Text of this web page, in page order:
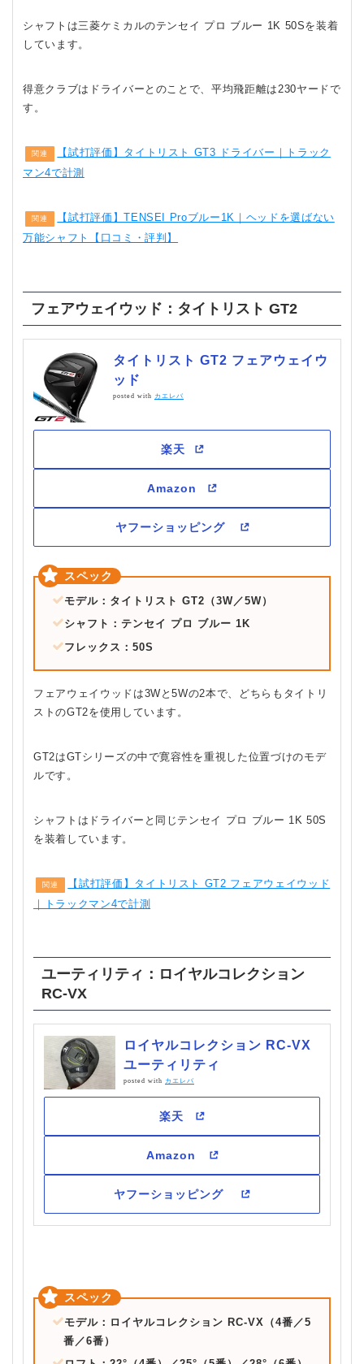
シャフトは三菱ケミカルのテンセイ プロ ブルー 1K 50Sを装着
しています。
得意クラブはドライバーとのことで、平均飛距離は230ヤードで
す。
関連
【試打評価】タイトリスト GT3 ドライバー｜トラック
マン4で計測
関連
【試打評価】TENSEI Proブルー1K｜ヘッドを選ばない
万能シャフト【口コミ・評判】
フェアウェイウッド：タイトリスト GT2
タイトリスト GT2 フェアウェイウ
ッド
posted with カエレバ
モデル：タイトリスト GT2（3W／5W）
シャフト：テンセイ プロ ブルー 1K
フレックス：50S
フェアウェイウッドは3Wと5Wの2本で、どちらもタイトリ
ストのGT2を使用しています。
GT2はGTシリーズの中で寛容性を重視した位置づけのモデ
ルです。
シャフトはドライバーと同じテンセイ プロ ブルー 1K 50S
を装着しています。
関連
【試打評価】タイトリスト GT2 フェアウェイウッド
｜トラックマン4で計測
ユーティリティ：ロイヤルコレクション
RC-VX
ロイヤルコレクション RC-VX
ユーティリティ
posted with カエレバ
モデル：ロイヤルコレクション RC-VX（4番／5
番／6番）